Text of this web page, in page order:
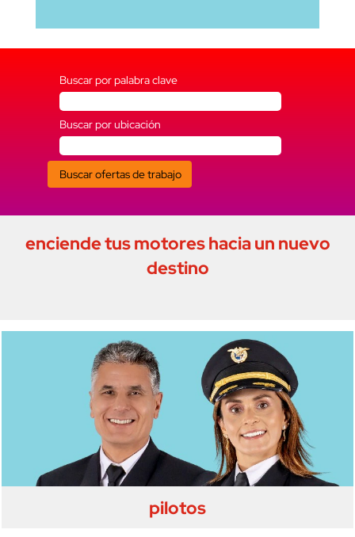
Buscar por palabra clave
Buscar por ubicación
enciende tus motores hacia un nuevo
destino
pilotos